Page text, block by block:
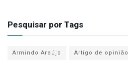
Pesquisar por Tags
Armindo Araújo Artigo de opinião